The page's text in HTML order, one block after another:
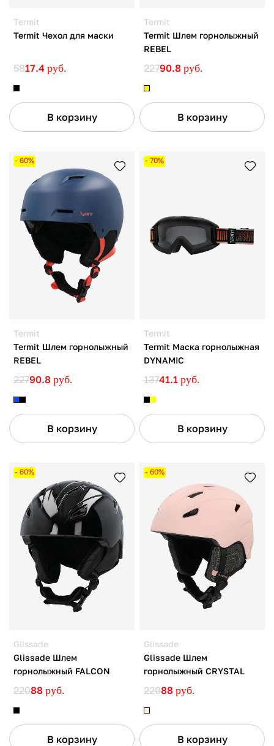
Termit
Termit Чехол для маски
5817.4 руб.
В корзину
Termit
Termit Шлем горнолыжный
REBEL
22790.8 руб.
В корзину
- 60%
Termit
Termit Шлем горнолыжный
REBEL
22790.8 руб.
В корзину
- 70%
Termit
Termit Маска горнолыжная
DYNAMIC
13741.1 руб.
В корзину
- 60%
Glissade
Glissade Шлем
горнолыжный FALCON
22088 руб.
В корзину
- 60%
Glissade
Glissade Шлем
горнолыжный CRYSTAL
22088 руб.
В корзину